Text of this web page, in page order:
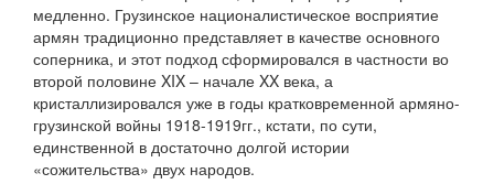
медленно. Грузинское националистическое восприятие
армян традиционно представляет в качестве основного
соперника, и этот подход сформировался в частности во
второй половине XIX – начале XX века, а
кристаллизировался уже в годы кратковременной армяно-
грузинской войны 1918-1919гг., кстати, по сути,
единственной в достаточно долгой истории
«сожительства» двух народов.